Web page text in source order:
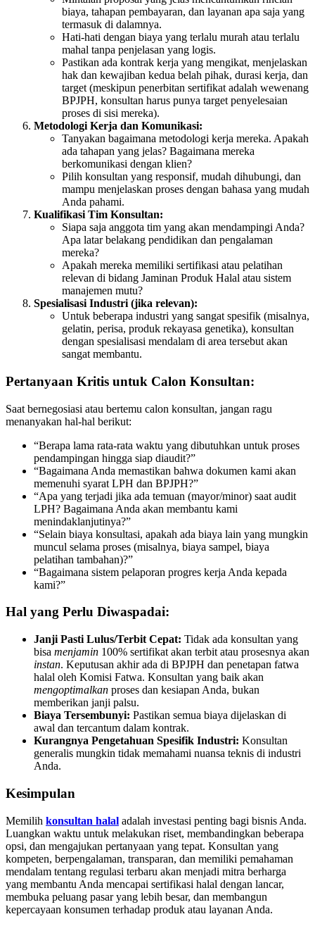
biaya, tahapan pembayaran, dan layanan apa saja yang
termasuk di dalamnya.
Hati-hati dengan biaya yang terlalu murah atau terlalu
mahal tanpa penjelasan yang logis.
Pastikan ada kontrak kerja yang mengikat, menjelaskan
hak dan kewajiban kedua belah pihak, durasi kerja, dan
target (meskipun penerbitan sertifikat adalah wewenang
BPJPH, konsultan harus punya target penyelesaian
proses di sisi mereka).
Metodologi Kerja dan Komunikasi:
Tanyakan bagaimana metodologi kerja mereka. Apakah
ada tahapan yang jelas? Bagaimana mereka
berkomunikasi dengan klien?
Pilih konsultan yang responsif, mudah dihubungi, dan
mampu menjelaskan proses dengan bahasa yang mudah
Anda pahami.
Kualifikasi Tim Konsultan:
Siapa saja anggota tim yang akan mendampingi Anda?
Apa latar belakang pendidikan dan pengalaman
mereka?
Apakah mereka memiliki sertifikasi atau pelatihan
relevan di bidang Jaminan Produk Halal atau sistem
manajemen mutu?
Spesialisasi Industri (jika relevan):
Untuk beberapa industri yang sangat spesifik (misalnya,
gelatin, perisa, produk rekayasa genetika), konsultan
dengan spesialisasi mendalam di area tersebut akan
sangat membantu.
Pertanyaan Kritis untuk Calon Konsultan:
Saat bernegosiasi atau bertemu calon konsultan, jangan ragu
menanyakan hal-hal berikut:
“Berapa lama rata-rata waktu yang dibutuhkan untuk proses
pendampingan hingga siap diaudit?”
“Bagaimana Anda memastikan bahwa dokumen kami akan
memenuhi syarat LPH dan BPJPH?”
“Apa yang terjadi jika ada temuan (mayor/minor) saat audit
LPH? Bagaimana Anda akan membantu kami
menindaklanjutinya?”
“Selain biaya konsultasi, apakah ada biaya lain yang mungkin
muncul selama proses (misalnya, biaya sampel, biaya
pelatihan tambahan)?”
“Bagaimana sistem pelaporan progres kerja Anda kepada
kami?”
Hal yang Perlu Diwaspadai:
Janji Pasti Lulus/Terbit Cepat: Tidak ada konsultan yang
bisa menjamin 100% sertifikat akan terbit atau prosesnya akan
instan. Keputusan akhir ada di BPJPH dan penetapan fatwa
halal oleh Komisi Fatwa. Konsultan yang baik akan
mengoptimalkan proses dan kesiapan Anda, bukan
memberikan janji palsu.
Biaya Tersembunyi: Pastikan semua biaya dijelaskan di
awal dan tercantum dalam kontrak.
Kurangnya Pengetahuan Spesifik Industri: Konsultan
generalis mungkin tidak memahami nuansa teknis di industri
Anda.
Kesimpulan
Memilih konsultan halal adalah investasi penting bagi bisnis Anda.
Luangkan waktu untuk melakukan riset, membandingkan beberapa
opsi, dan mengajukan pertanyaan yang tepat. Konsultan yang
kompeten, berpengalaman, transparan, dan memiliki pemahaman
mendalam tentang regulasi terbaru akan menjadi mitra berharga
yang membantu Anda mencapai sertifikasi halal dengan lancar,
membuka peluang pasar yang lebih besar, dan membangun
kepercayaan konsumen terhadap produk atau layanan Anda.